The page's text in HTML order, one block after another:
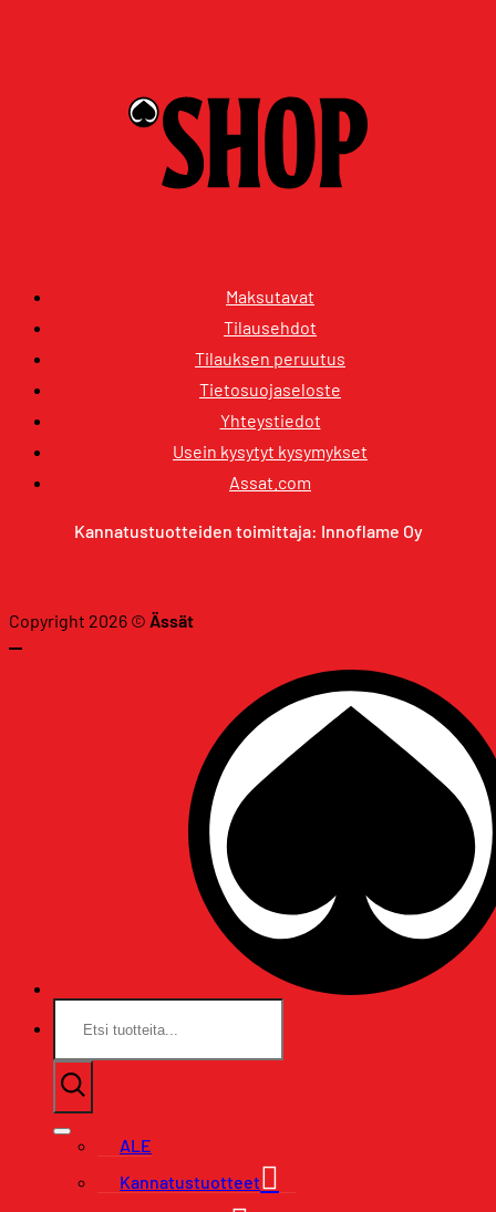
Maksutavat
Tilausehdot
Tilauksen peruutus
Tietosuojaseloste
Yhteystiedot
Usein kysytyt kysymykset
Assat.com
Kannatustuotteiden toimittaja: Innoflame Oy
Copyright 2026 © Ässät
Etsi:
ALE
Kannatustuotteet